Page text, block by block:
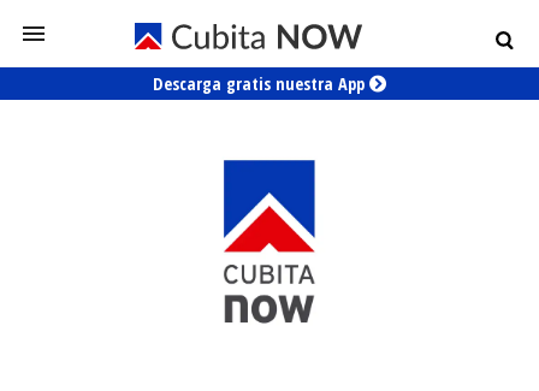
Descarga gratis nuestra App